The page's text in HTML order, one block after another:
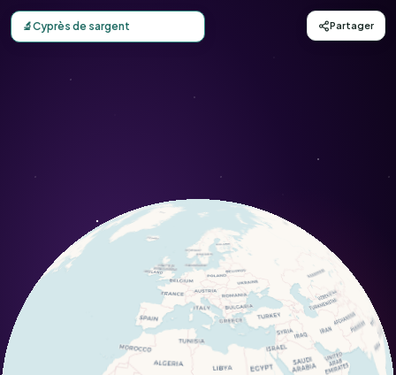
Carte d'observation du Cyprès de sargent (Cupressus
🔬Cyprès de sargent Partager